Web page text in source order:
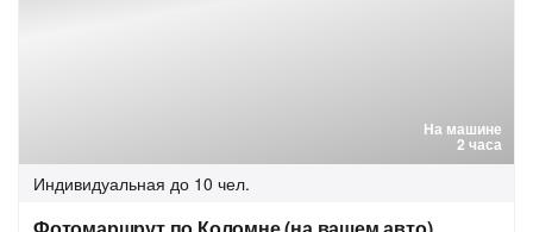
На машине
2 часа
Индивидуальная до 10 чел.